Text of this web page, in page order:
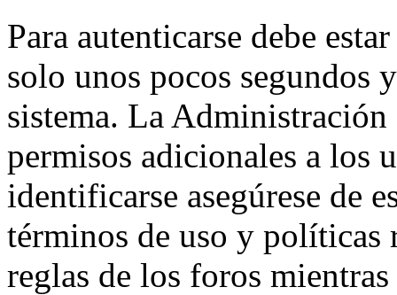
Para autenticarse debe
solo unos pocos segundos
sistema. La
permisos adicionales a los
identificarse asegúrese de
términos de uso y políticas
reglas de los foros